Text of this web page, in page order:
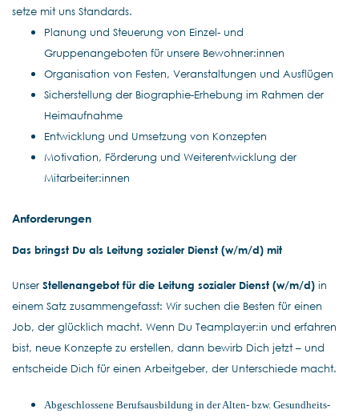
setze mit uns Standards.
Planung und Steuerung von Einzel- und
Gruppenangeboten für unsere Bewohner:innen
Organisation von Festen, Veranstaltungen und Ausflügen
Sicherstellung der Biographie-Erhebung im Rahmen der
Heimaufnahme
Entwicklung und Umsetzung von Konzepten
Motivation, Förderung und Weiterentwicklung der
Mitarbeiter:innen
Anforderungen
Das bringst Du als Leitung sozialer Dienst (w/m/d) mit
Unser Stellenangebot für die Leitung sozialer Dienst (w/m/d) in
einem Satz zusammengefasst: Wir suchen die Besten für einen
Job, der glücklich macht. Wenn Du Teamplayer:in und erfahren
bist, neue Konzepte zu erstellen, dann bewirb Dich jetzt – und
entscheide Dich für einen Arbeitgeber, der Unterschiede macht.
Abgeschlossene Berufsausbildung in der Alten- bzw. Gesundheits-